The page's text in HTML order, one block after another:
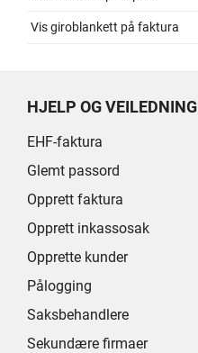
Vis giroblankett på faktura
HJELP OG VEILEDNING
EHF-faktura
Glemt passord
Opprett faktura
Opprett inkassosak
Opprette kunder
Pålogging
Saksbehandlere
Sekundære firmaer